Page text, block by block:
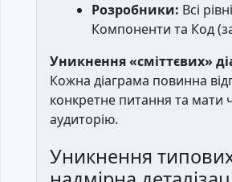
Розробники: Всі
Компоненти та Код
Уникнення «сміттєвих»
Кожна діаграма повинна
конкретне питання та мати
аудиторію.
Уникнення